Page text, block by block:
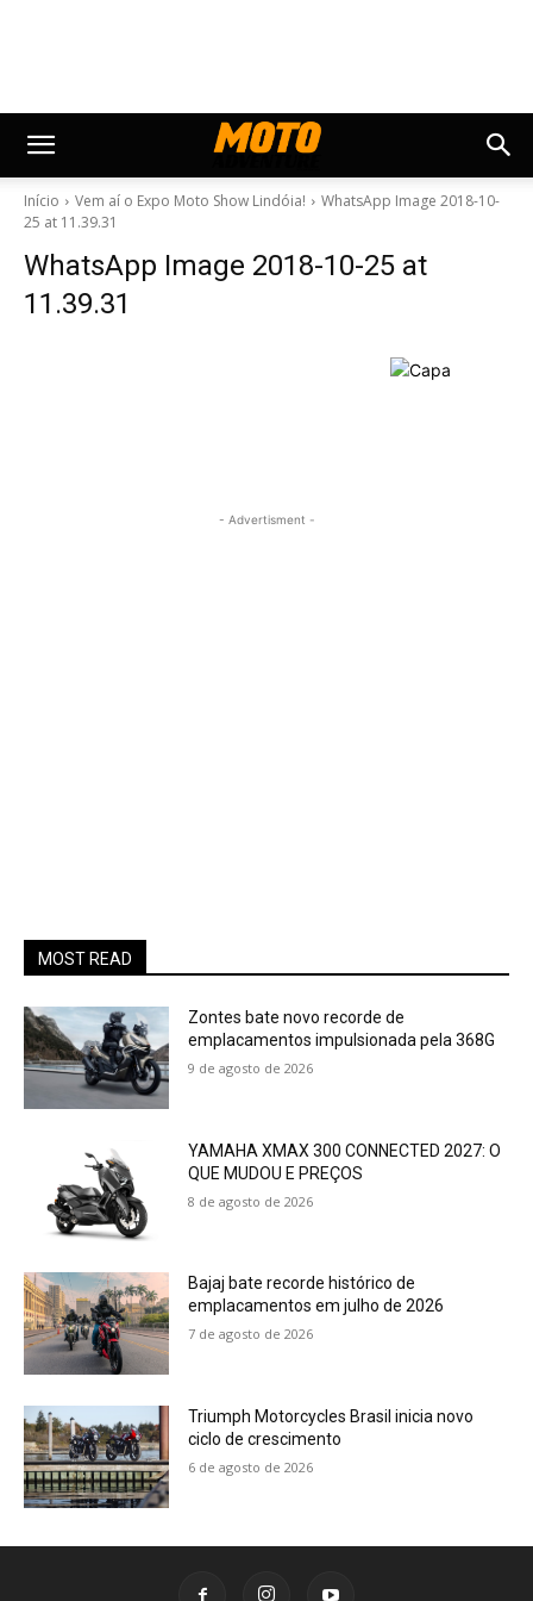
Início Vem aí o Expo Moto Show Lindóia!
WhatsApp Image 2018-10-
25 at 11.39.31
WhatsApp Image 2018-10-25 at
11.39.31
- Advertisment -
MOST READ
Zontes bate novo recorde de
emplacamentos impulsionada pela 368G
9 de agosto de 2026
YAMAHA XMAX 300 CONNECTED 2027: O
QUE MUDOU E PREÇOS
8 de agosto de 2026
Bajaj bate recorde histórico de
emplacamentos em julho de 2026
7 de agosto de 2026
Triumph Motorcycles Brasil inicia novo
ciclo de crescimento
6 de agosto de 2026